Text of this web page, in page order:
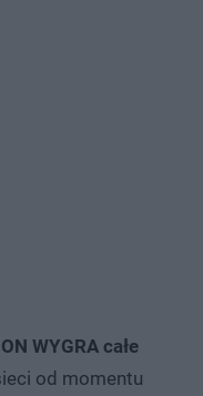
WYGRA całe
od momentu